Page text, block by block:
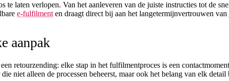
laten verlopen. Van het aanleveren van de juiste instructies tot de
e-fulfilment en draagt direct bij aan het langetermijnvertrouwen
aanpak
retourzending: elke stap in het fulfilmentproces is een
niet alleen de processen beheerst, maar ook het belang van elk